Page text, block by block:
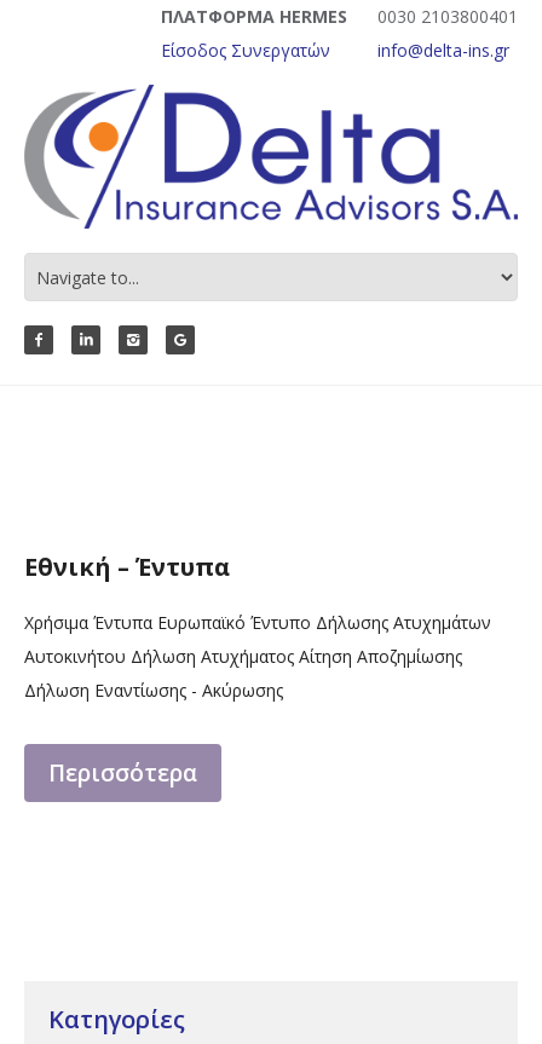
0030 2103800401
info@delta-ins.gr
ΠΛΑΤΦΟΡΜΑ HERMES
Είσοδος Συνεργατών
Εθνική – Έντυπα
Χρήσιμα Έντυπα Ευρωπαϊκό Έντυπο Δήλωσης Ατυχημάτων
Αυτοκινήτου Δήλωση Ατυχήματος Αίτηση Αποζημίωσης
Δήλωση Εναντίωσης - Ακύρωσης
Περισσότερα
Κατηγορίες